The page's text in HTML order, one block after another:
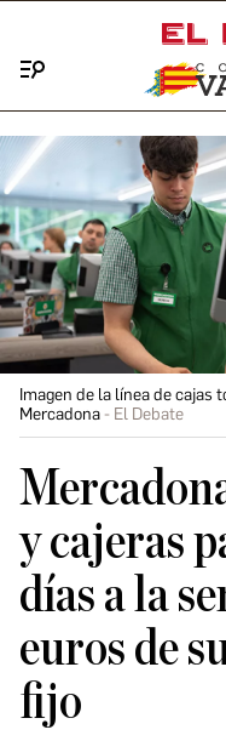
Imagen de la línea de cajas
Mercadona
El Debate
y cajeras
días a la
euros de
fijo